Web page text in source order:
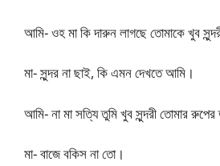
আমি- ওহ মা কি দারুন লাগছে তোমাকে খুব
মা- সুন্দর না ছাই, কি এমন দেখতে আমি।
আমি- না মা সত্যি তুমি খুব সুন্দরী তোমার
মা- বাজে বকিস না তো।